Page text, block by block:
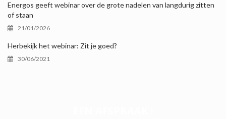
Energos geeft webinar over de grote nadelen van langdurig zitten
of staan
21/01/2026
Herbekijk het webinar: Zit je goed?
30/06/2021